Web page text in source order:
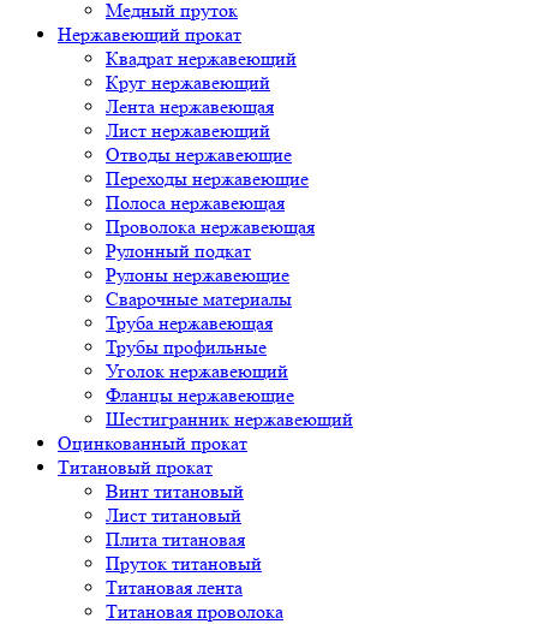
Медный пруток
Нержавеющий прокат
Квадрат нержавеющий
Круг нержавеющий
Лента нержавеющая
Лист нержавеющий
Отводы нержавеющие
Переходы нержавеющие
Полоса нержавеющая
Проволока нержавеющая
Рулонный подкат
Рулоны нержавеющие
Сварочные материалы
Труба нержавеющая
Трубы профильные
Уголок нержавеющий
Фланцы нержавеющие
Шестигранник нержавеющий
Оцинкованный прокат
Титановый прокат
Винт титановый
Лист титановый
Плита титановая
Пруток титановый
Титановая лента
Титановая проволока